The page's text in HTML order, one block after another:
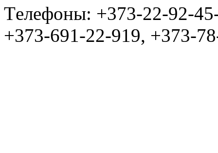
Tелефоны: +373-22-92-
+373-691-22-919, +373-